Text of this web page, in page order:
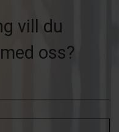
vill du
oss?